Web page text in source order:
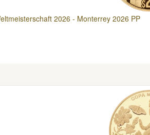
2026 - Monterrey 2026 PP